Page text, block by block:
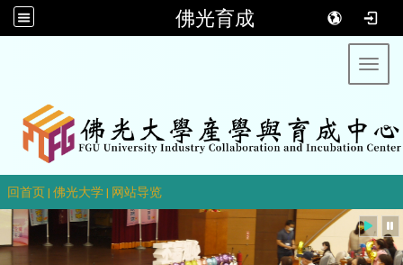
佛光育成
回首页| 佛光大学| 网站导览